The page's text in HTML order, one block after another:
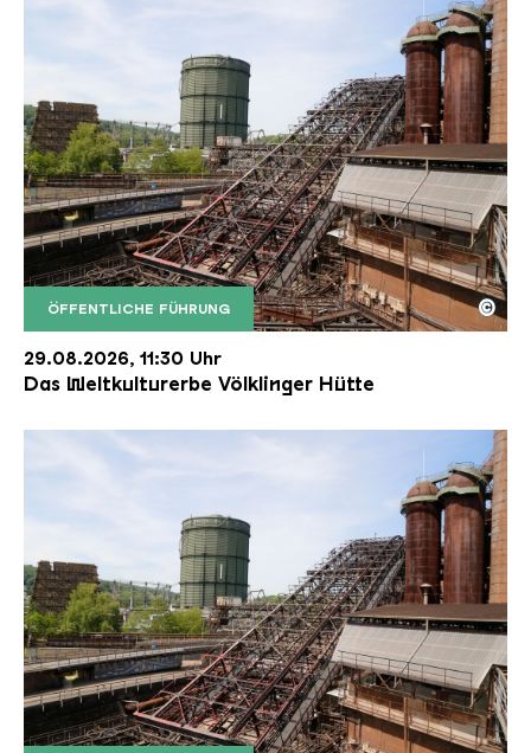
ÖFFENTLICHE FÜHRUNG
Der Erzschrägaufzug der Völklinger Hütte mit
Copyright: Weltkulturerbe Völklinger Hütte | Karl
©
29.08.2026, 11:30 Uhr
Das Weltkulturerbe Völklinger Hütte